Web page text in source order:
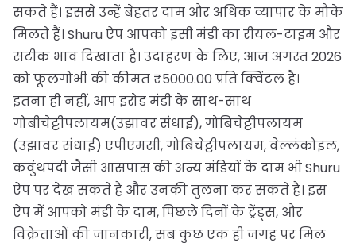
सकते हैं। इससे उन्हें बेहतर दाम और अधिक व्यापार के मौके
मिलते हैं। Shuru ऐप आपको इसी मंडी का रीयल-टाइम और
सटीक भाव दिखाता है। उदाहरण के लिए, आज अगस्त 2026
को फूलगोभी की कीमत ₹5000.00 प्रति क्विंटल है।
इतना ही नहीं, आप इरोड मंडी के साथ-साथ
गोबीचेट्टीपलायम(उझावर संधाई), गोबिचेट्टीपलायम
(उझावर संधाई) एपीएमसी, गोबिचेट्टीपलायम, वेल्लंकोइल,
कवुंथपदी जैसी आसपास की अन्य मंडियों के दाम भी Shuru
ऐप पर देख सकते हैं और उनकी तुलना कर सकते हैं। इस
ऐप में आपको मंडी के दाम, पिछले दिनों के ट्रेंड्स, और
विक्रेताओं की जानकारी, सब कुछ एक ही जगह पर मिल